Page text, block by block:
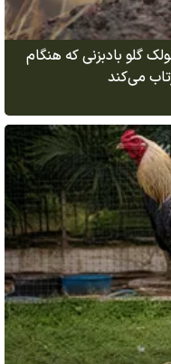
گلو بادبزنی که هنگام
می‌کند